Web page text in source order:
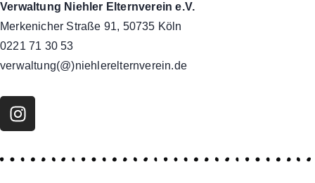
Verwaltung Niehler Elternverein e.V.
Merkenicher Straße 91, 50735 Köln
0221 71 30 53
verwaltung(@)niehlerelternverein.de